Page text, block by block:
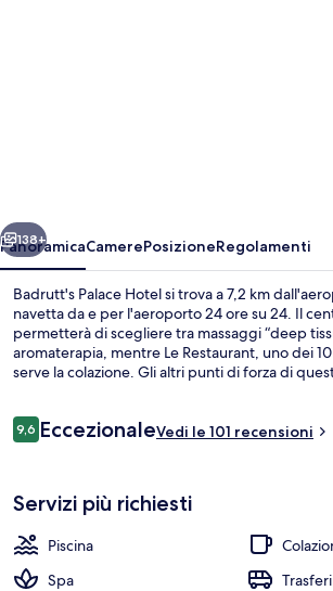
Avanti
138+
PanoramicaCamerePosizioneRegolamenti
Badrutt's Palace Hotel si trova a 7,2 km
navetta da e per l'aeroporto 24 ore su 24. Il
permetterà di scegliere tra massaggi “deep
aromaterapia, mentre Le Restaurant, uno dei
serve la colazione. Gli altri punti di forza di
Recensioni
9,69,6 su 10
EccezionaleVedi le 101 recensioni
Servizi più richiesti
Piscina
Spa